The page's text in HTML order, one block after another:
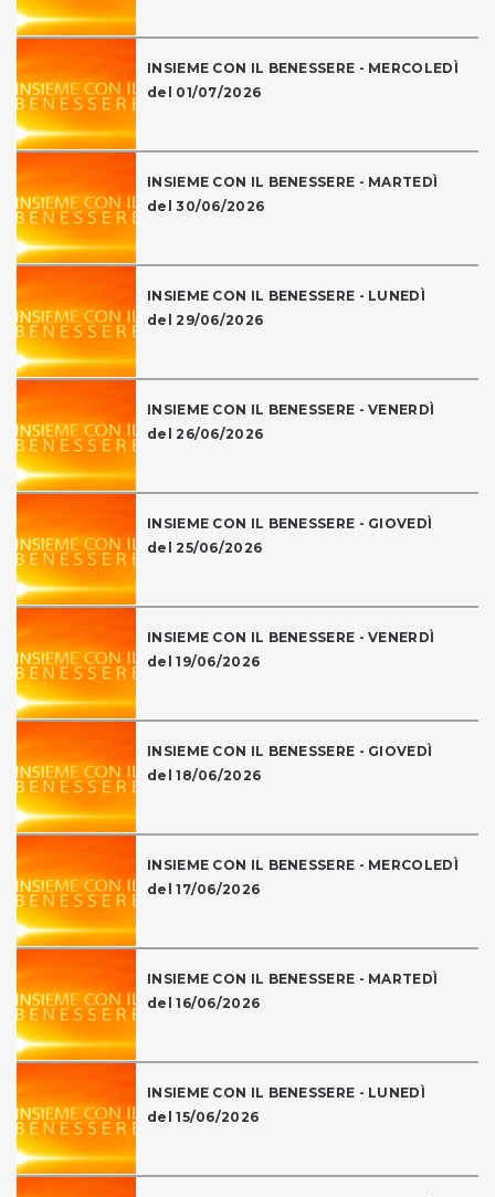
INSIEME CON IL BENESSERE - MERCOLEDÌ
del 01/07/2026
INSIEME CON IL BENESSERE - MARTEDÌ
del 30/06/2026
INSIEME CON IL BENESSERE - LUNEDÌ
del 29/06/2026
INSIEME CON IL BENESSERE - VENERDÌ
del 26/06/2026
INSIEME CON IL BENESSERE - GIOVEDÌ
del 25/06/2026
INSIEME CON IL BENESSERE - VENERDÌ
del 19/06/2026
INSIEME CON IL BENESSERE - GIOVEDÌ
del 18/06/2026
INSIEME CON IL BENESSERE - MERCOLEDÌ
del 17/06/2026
INSIEME CON IL BENESSERE - MARTEDÌ
del 16/06/2026
INSIEME CON IL BENESSERE - LUNEDÌ
del 15/06/2026